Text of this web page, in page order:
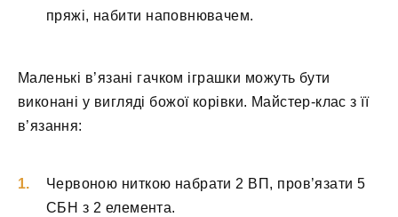
пряжі, набити наповнювачем.
Маленькі в’язані гачком іграшки можуть бути
виконані у вигляді божої корівки. Майстер-клас з її
в’язання:
Червоною ниткою набрати 2 ВП, пров’язати 5
СБН з 2 елемента.